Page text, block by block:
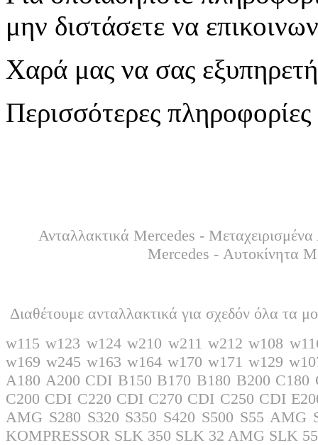
μην διστάσετε να
Χαρά μας να σας
Περισσότερες
Ανταλλακτικά Mercedes -
Mercedes - Αυτοκίνητα
Διαθέτουμε ανταλλακτικά για σχεδόν όλα τα
w115 w123 w124 w210 w211 w212 w108
w169 w245 w163 w164 w170 w171 w129
A180 A200 CDI B150 B170 B180 B200
C200 CDI C220 CDI C270 CDI C250 CDI
AMG S280 S320 S350 S420 S500 S55
KOMPRESSOR SLK 350 SLK 32 AMG SLK